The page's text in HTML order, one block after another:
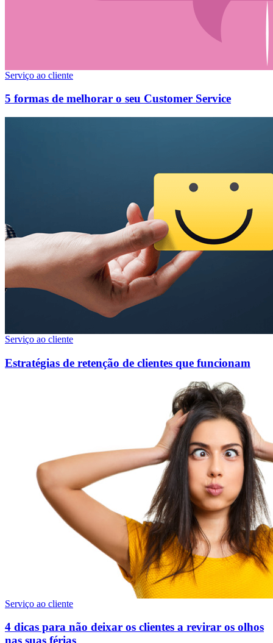
Serviço ao cliente
5 formas de melhorar o seu Customer Service
Serviço ao cliente
Estratégias de retenção de clientes que funcionam
Serviço ao cliente
4 dicas para não deixar os clientes a revirar os olhos